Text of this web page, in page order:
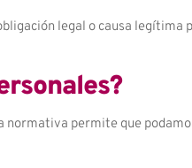
legal o causa legítima
permite que